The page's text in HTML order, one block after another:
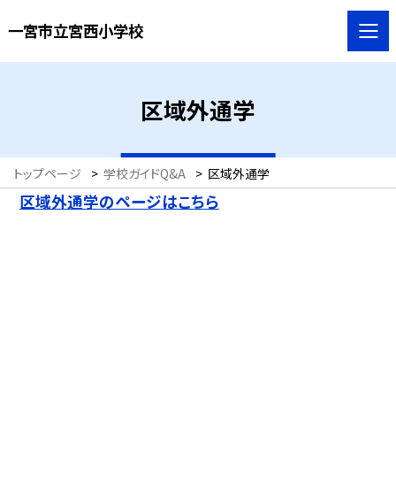
一宮市立宮西小学校
区域外通学
トップページ > 学校ガイドQ&A > 区域外通学
区域外通学のページはこちら